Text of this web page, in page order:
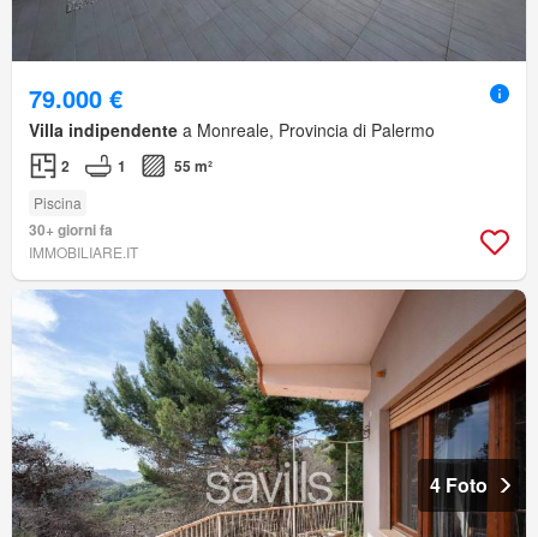
79.000 €
Villa indipendente a Monreale, Provincia di Palermo
2 1 55 m²
Piscina
30+ giorni fa
IMMOBILIARE.IT
4 Foto